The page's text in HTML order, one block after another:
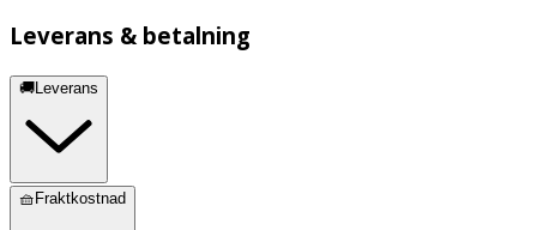
Leverans & betalning
🚚Leverans
🧺Fraktkostnad